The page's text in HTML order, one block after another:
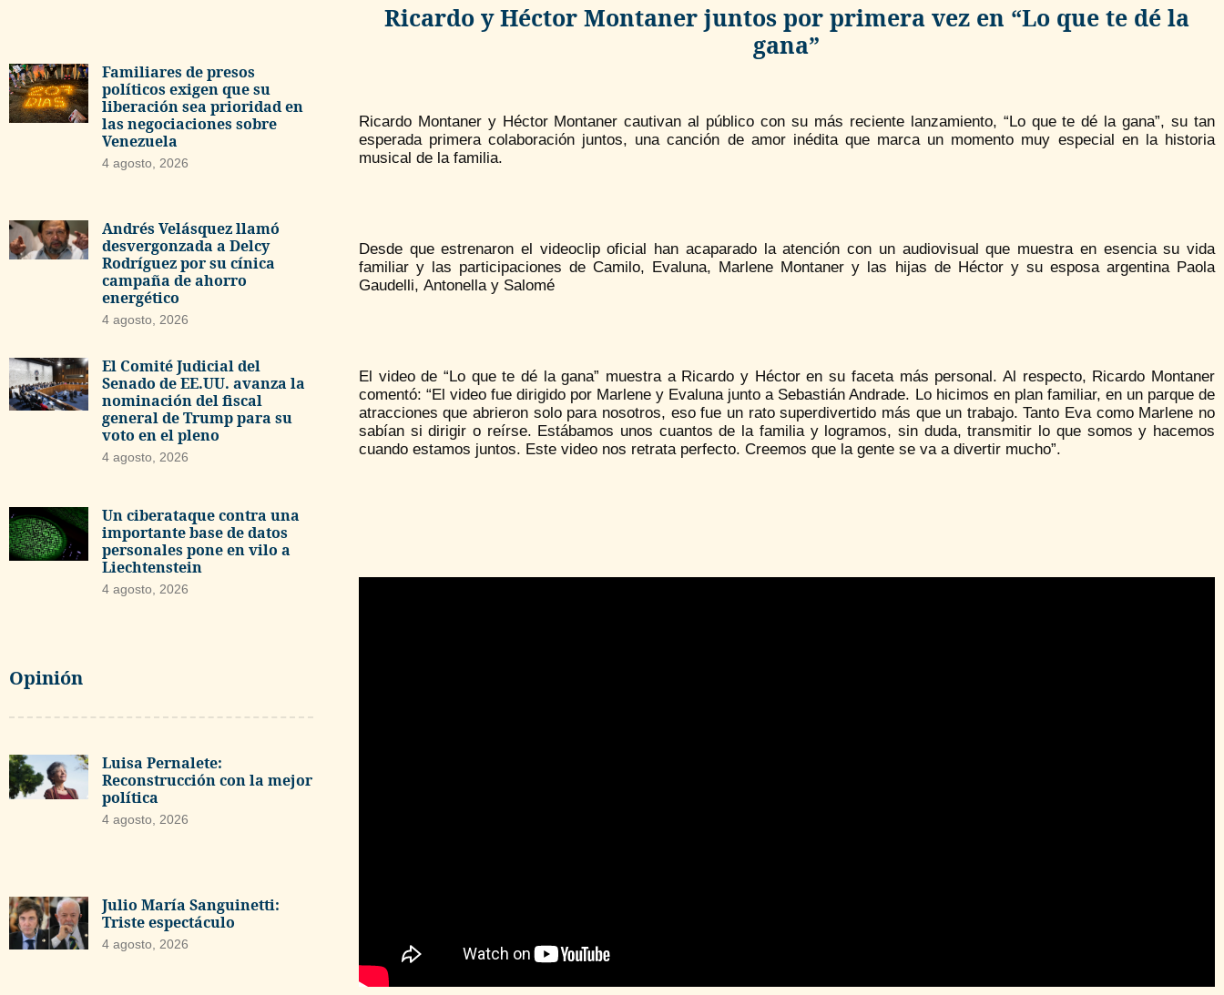
Familiares de presos
políticos exigen que su
liberación sea prioridad en
las negociaciones sobre
Venezuela
4 agosto, 2026
Andrés Velásquez llamó
desvergonzada a Delcy
Rodríguez por su cínica
campaña de ahorro
energético
4 agosto, 2026
El Comité Judicial del
Senado de EE.UU. avanza la
nominación del fiscal
general de Trump para su
voto en el pleno
4 agosto, 2026
Un ciberataque contra una
importante base de datos
personales pone en vilo a
Liechtenstein
4 agosto, 2026
Opinión
Luisa Pernalete:
Reconstrucción con la mejor
política
4 agosto, 2026
Julio María Sanguinetti:
Triste espectáculo
4 agosto, 2026
Ricardo y Héctor Montaner juntos por primera vez en “Lo que te dé la
gana”
Ricardo Montaner y Héctor Montaner cautivan al público con su más reciente lanzamiento, “Lo que te dé la gana”, su tan
esperada primera colaboración juntos, una canción de amor inédita que marca un momento muy especial en la historia
musical de la familia.
Desde que estrenaron el videoclip oficial han acaparado la atención con un audiovisual que muestra en esencia su vida
familiar y las participaciones de Camilo, Evaluna, Marlene Montaner y las hijas de Héctor y su esposa argentina Paola
Gaudelli, Antonella y Salomé
El video de “Lo que te dé la gana” muestra a Ricardo y Héctor en su faceta más personal. Al respecto, Ricardo Montaner
comentó: “El video fue dirigido por Marlene y Evaluna junto a Sebastián Andrade. Lo hicimos en plan familiar, en un parque de
atracciones que abrieron solo para nosotros, eso fue un rato superdivertido más que un trabajo. Tanto Eva como Marlene no
sabían si dirigir o reírse. Estábamos unos cuantos de la familia y logramos, sin duda, transmitir lo que somos y hacemos
cuando estamos juntos. Este video nos retrata perfecto. Creemos que la gente se va a divertir mucho”.